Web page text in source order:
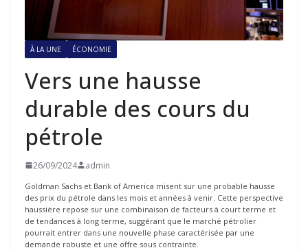
À LA UNE ÉCONOMIE
Vers une hausse
durable des cours du
pétrole
26/09/2024 admin
Goldman Sachs et Bank of America misent sur une probable hausse
des prix du pétrole dans les mois et années à venir. Cette perspective
haussière repose sur une combinaison de facteurs à court terme et
de tendances à long terme, suggérant que le marché pétrolier
pourrait entrer dans une nouvelle phase caractérisée par une
demande robuste et une offre sous contrainte.